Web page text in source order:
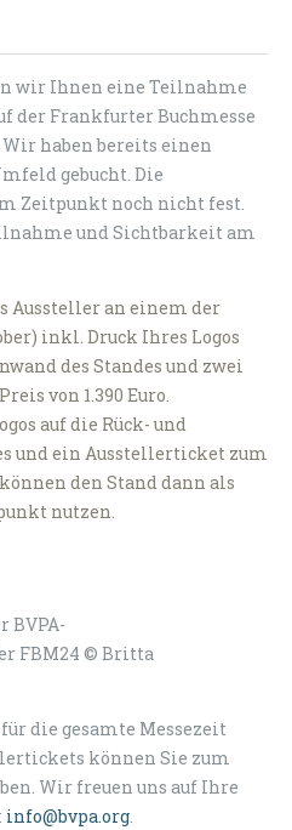
wir Ihnen eine Teilnahme
der Frankfurter Buchmesse
Wir haben bereits einen
gebucht. Die
Zeitpunkt noch nicht fest.
und Sichtbarkeit am
Aussteller an einem der
inkl. Druck Ihres Logos
des Standes und zwei
von 1.390 Euro.
auf die Rück- und
und ein Ausstellerticket zum
den Stand dann als
nutzen.
BVPA-
FBM24 © Britta
die gesamte Messezeit
können Sie zum
Wir freuen uns auf Ihre
info@bvpa.org.